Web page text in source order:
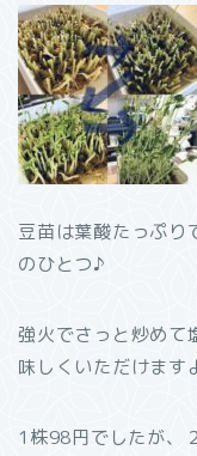
豆苗は葉酸たっぷり
のひとつ♪
強火でさっと炒めて
味しくいただけます
1株98円でしたが、